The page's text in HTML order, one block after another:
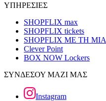
ΥΠΗΡΕΣΙΕΣ
SHOPFLIX max
SHOPFLIX tickets
SHOPFLIX ΜΕ ΤΗ ΜΙΑ
Clever Point
BOX NOW Lockers
ΣΥΝΔΕΣΟΥ ΜΑΖΙ ΜΑΣ
Instagram